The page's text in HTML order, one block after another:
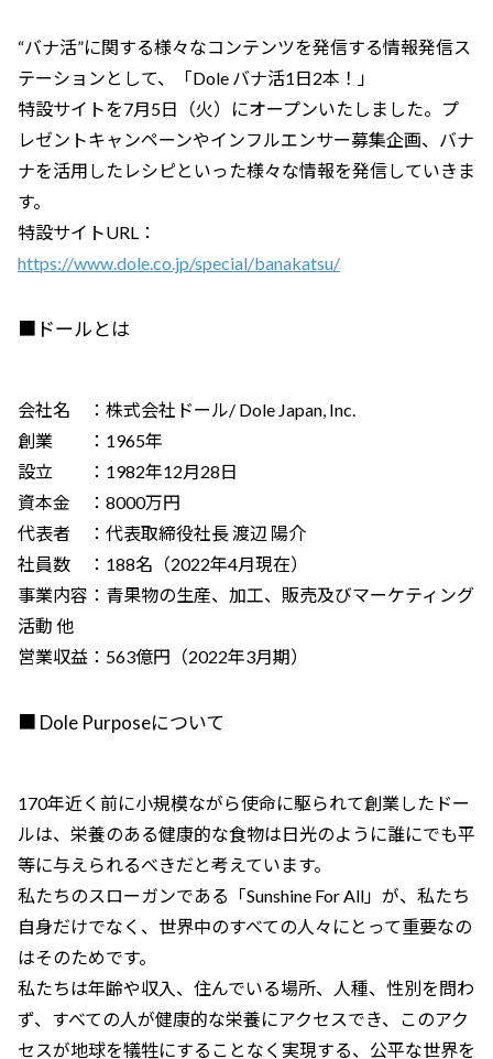
“バナ活”に関する様々なコンテンツを発信する情報発信ス
テーションとして、「Dole バナ活1日2本！」
特設サイトを7月5日（火）にオープンいたしました。プ
レゼントキャンペーンやインフルエンサー募集企画、バナ
ナを活用したレシピといった様々な情報を発信していきま
す。
特設サイトURL：
https://www.dole.co.jp/special/banakatsu/
■ドールとは
会社名 ：株式会社ドール/ Dole Japan, Inc.
創業 ：1965年
設立 ：1982年12月28日
資本金 ：8000万円
代表者 ：代表取締役社長 渡辺 陽介
社員数 ：188名（2022年4月現在）
事業内容：青果物の生産、加工、販売及びマーケティング
活動 他
営業収益：563億円（2022年3月期）
■ Dole Purposeについて
170年近く前に小規模ながら使命に駆られて創業したドー
ルは、栄養のある健康的な食物は日光のように誰にでも平
等に与えられるべきだと考えています。
私たちのスローガンである「Sunshine For All」が、私たち
自身だけでなく、世界中のすべての人々にとって重要なの
はそのためです。
私たちは年齢や収入、住んでいる場所、人種、性別を問わ
ず、すべての人が健康的な栄養にアクセスでき、このアク
セスが地球を犠牲にすることなく実現する、公平な世界を